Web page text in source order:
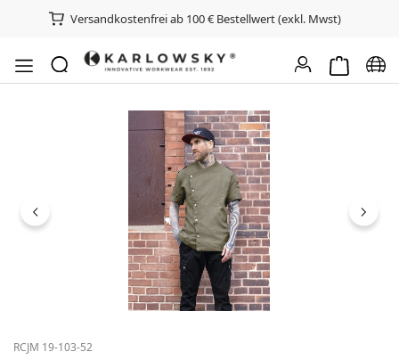
Versandkostenfrei ab 100 € Bestellwert (exkl. Mwst)
Bildergalerie überspringen
RCJM 19-103-52